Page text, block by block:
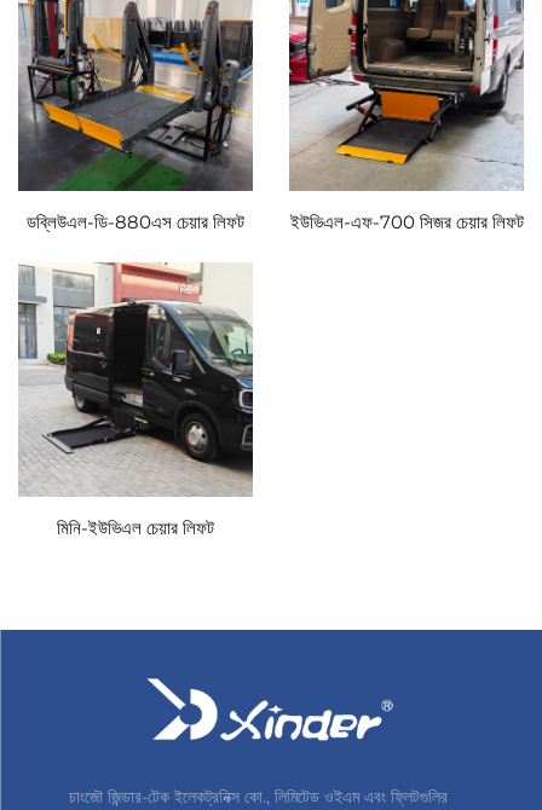
ডব্লিউএল-ডি-880এস চেয়ার লিফট ইউভিএল-এফ-700 সিজর চেয়ার লিফট
মিনি-ইউভিএল চেয়ার লিফট
চাংজৌ জিন্ডার-টেক ইলেকট্রনিক্স কো., লিমিটেড ওইএম এবং ফ্লিটগুলির